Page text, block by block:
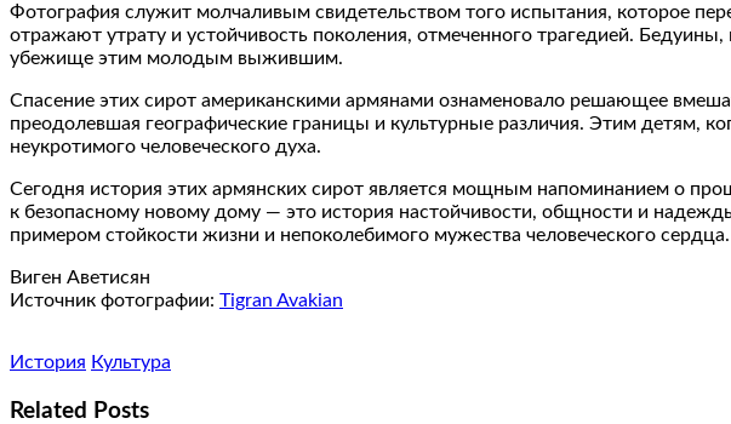
Фотография служит молчаливым свидетельством того испытания, которое
отражают утрату и устойчивость поколения, отмеченного трагедией.
убежище этим молодым выжившим.
Спасение этих сирот американскими армянами ознаменовало решающее
преодолевшая географические границы и культурные различия. Этим детям,
неукротимого человеческого духа.
Сегодня история этих армянских сирот является мощным напоминанием о
к безопасному новому дому — это история настойчивости, общности и
примером стойкости жизни и непоколебимого мужества человеческого сердца.
Виген Аветисян
Источник фотографии: Tigran Avakian
История Культура
Related Posts